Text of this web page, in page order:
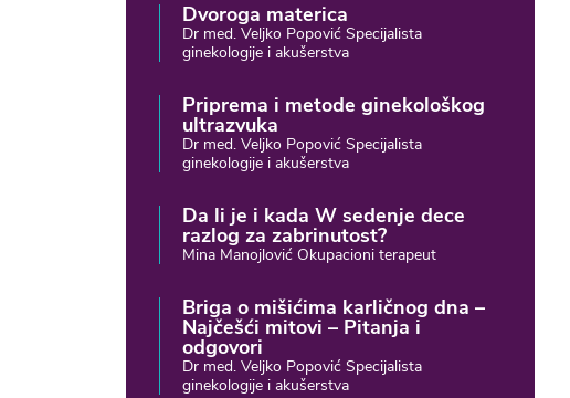
Dvoroga materica
Dr med. Veljko Popović Specijalista
ginekologije i akušerstva
Priprema i metode ginekološkog
ultrazvuka
Dr med. Veljko Popović Specijalista
ginekologije i akušerstva
Da li je i kada W sedenje dece
razlog za zabrinutost?
Mina Manojlović Okupacioni terapeut
Briga o mišićima karličnog dna –
Najčešći mitovi – Pitanja i
odgovori
Dr med. Veljko Popović Specijalista
ginekologije i akušerstva